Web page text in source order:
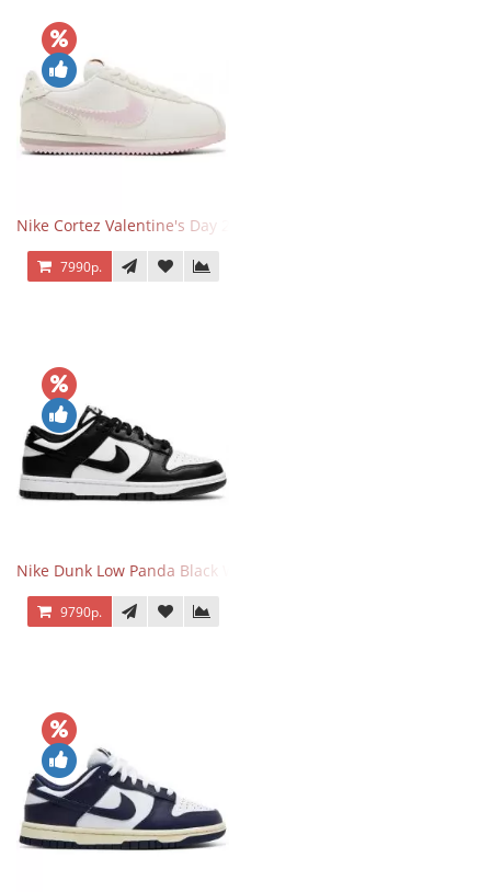
Nike Cortez Valentine's Day 2025
7990р.
Nike Dunk Low Panda Black White
9790р.